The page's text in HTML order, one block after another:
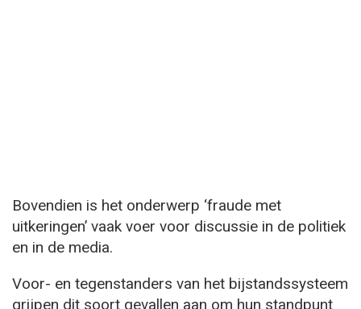
Bovendien is het onderwerp ‘fraude met
uitkeringen’ vaak voer voor discussie in de politiek
en in de media.
Voor- en tegenstanders van het bijstandssysteem
grijpen dit soort gevallen aan om hun standpunt